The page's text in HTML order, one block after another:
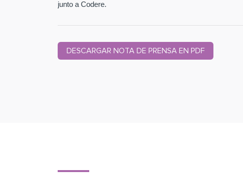
junto a Codere.
DESCARGAR NOTA DE PRENSA EN PDF